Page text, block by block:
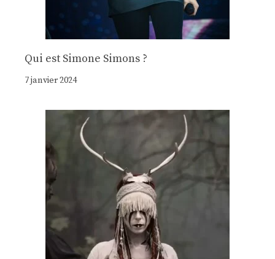
Qui est Simone Simons ?
7 janvier 2024